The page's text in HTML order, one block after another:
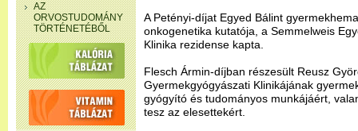
AZ
ORVOSTUDOMÁNY
TÖRTÉNETÉBŐL
A Petényi-díjat Egyed Bálint
onkogenetika kutatója, a Semmelweis
Klinika rezidense kapta.
Flesch Ármin-díjban részesült Reusz
Gyermekgyógyászati Klinikájának
gyógyító és tudományos munkájáért,
tesz az elesettekért.